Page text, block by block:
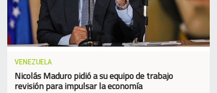
VENEZUELA
Nicolás Maduro pidió a su equipo de trabajo
revisión para impulsar la economía